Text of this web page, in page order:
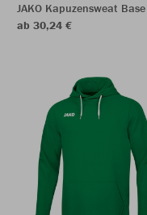
JAKO Kapuzensweat Base
ab 30,24 €